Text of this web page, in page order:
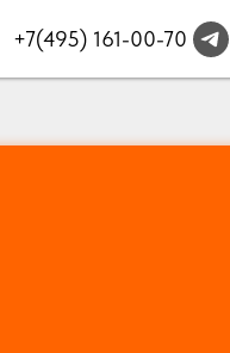
+7(495) 161-00-70